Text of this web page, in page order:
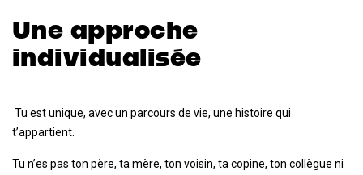
Une approche
individualisée
Tu est unique, avec un parcours de vie, une histoire qui
t’appartient.
Tu n’es pas ton père, ta mère, ton voisin, ta copine, ton collègue ni